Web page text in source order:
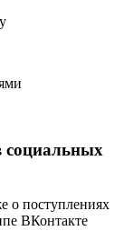
социальных
о поступлениях
ВКонтакте